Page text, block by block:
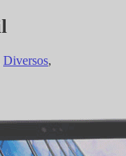
Diversos,